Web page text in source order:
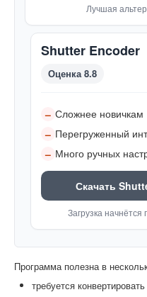
Лучшая
Shutter Encoder
Оценка 8.8
– Сложнее новичкам
– Перегруженный
– Много ручных
Скачать
Загрузка
Программа полезна в
требуется конвертировать